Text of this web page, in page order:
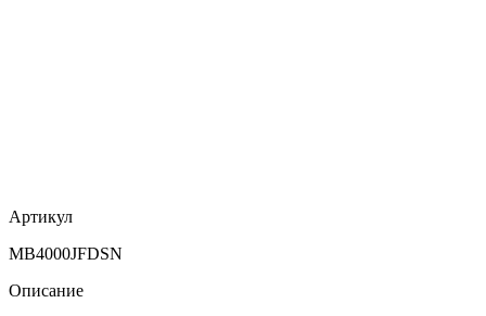
Артикул
MB4000JFDSN
Описание